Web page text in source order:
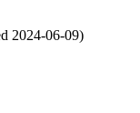
2024-06-09)